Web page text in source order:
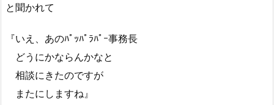
と聞かれて
『いえ、あのﾊﾟｯﾊﾟﾗﾊﾟｰ事務長
どうにかならんかなと
相談にきたのですが
またにしますね』